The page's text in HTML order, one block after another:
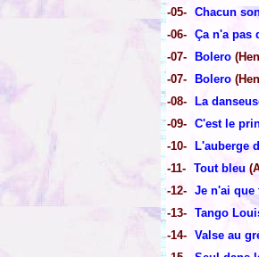
-05-
Chacun
-06-
Ça n'a pas
-07-
Bolero
-07-
Bolero
-08-
La
-09-
C'est le
-10-
L'auberge
-11-
Tout bleu
-12-
Je n'ai que
-13-
Tango
-14-
Valse au